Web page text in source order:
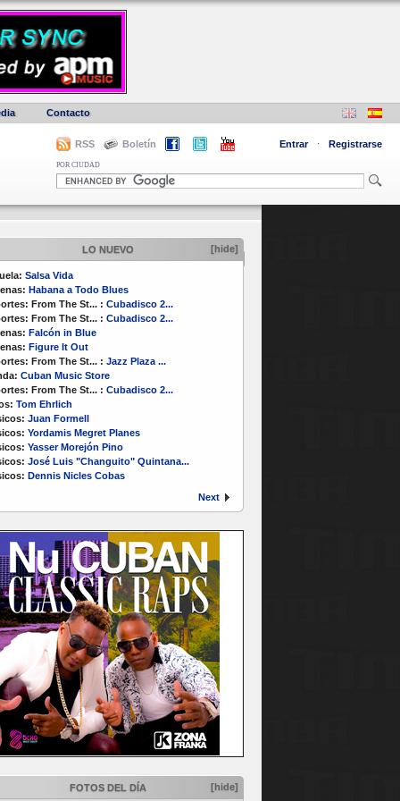
Contacto
RSS Boletín Entrar · Registrarse
POR CIUDAD
LO NUEVO [hide]
Salsa Vida
Habana a Todo Blues
From The St... : Cubadisco 2...
From The St... : Cubadisco 2...
Falcón in Blue
Figure It Out
From The St... : Jazz Plaza ...
Cuban Music Store
From The St... : Cubadisco 2...
Tom Ehrlich
Juan Formell
Yordamis Megret Planes
Yasser Morejón Pino
José Luis "Changuito" Quintana...
Dennis Nicles Cobas
Next
FOTOS DEL DÍA [hide]